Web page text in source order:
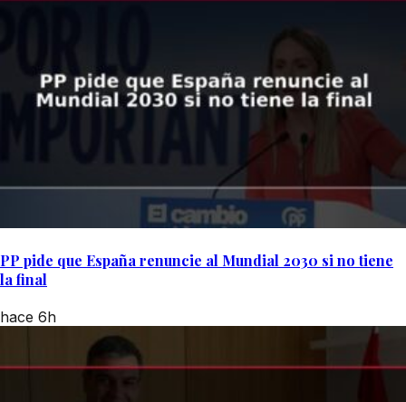
PP pide que España renuncie al Mundial 2030 si no tiene
la final
hace 6h